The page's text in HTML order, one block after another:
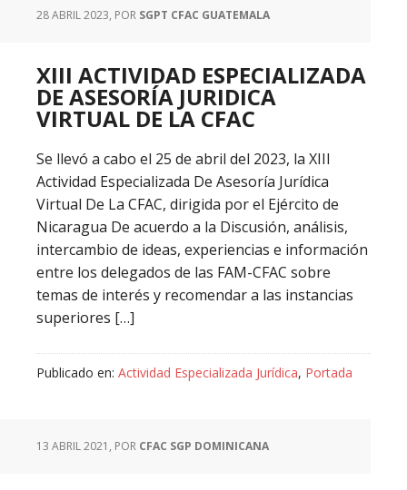
28 ABRIL 2023, POR SGPT CFAC GUATEMALA
XIII ACTIVIDAD ESPECIALIZADA
DE ASESORÍA JURIDICA
VIRTUAL DE LA CFAC
Se llevó a cabo el 25 de abril del 2023, la XIII
Actividad Especializada De Asesoría Jurídica
Virtual De La CFAC, dirigida por el Ejército de
Nicaragua De acuerdo a la Discusión, análisis,
intercambio de ideas, experiencias e información
entre los delegados de las FAM-CFAC sobre
temas de interés y recomendar a las instancias
superiores […]
Publicado en: Actividad Especializada Jurídica, Portada
13 ABRIL 2021 , POR CFAC SGP DOMINICANA